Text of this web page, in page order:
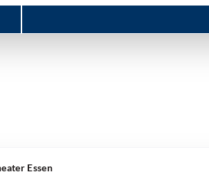
Essen